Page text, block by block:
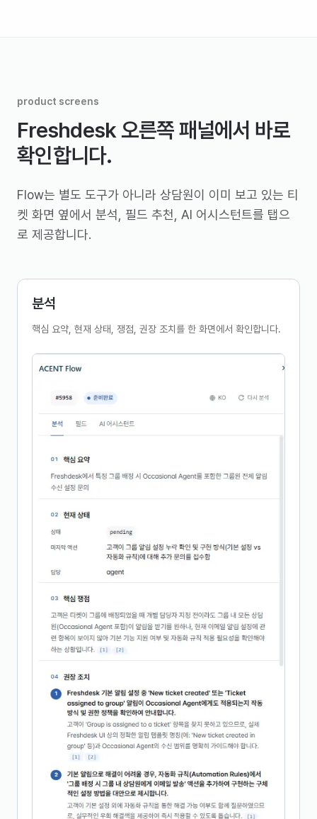
product screens
Freshdesk 오른쪽 패널에서 바로
확인합니다.
Flow는 별도 도구가 아니라 상담원이 이미 보고 있는 티
켓 화면 옆에서 분석, 필드 추천, AI 어시스턴트를 탭으
로 제공합니다.
분석
핵심 요약, 현재 상태, 쟁점, 권장 조치를 한 화면에서 확인합니다.